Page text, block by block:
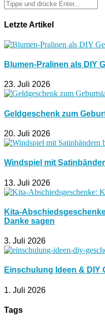
Letzte Artikel
Blumen-Pralinen als DIY
23. Juli 2026
Geldgeschenk zum
20. Juli 2026
Windspiel mit
13. Juli 2026
Kita-
Danke sagen
3. Juli 2026
Einschulung Ideen & DIY
1. Juli 2026
Tags